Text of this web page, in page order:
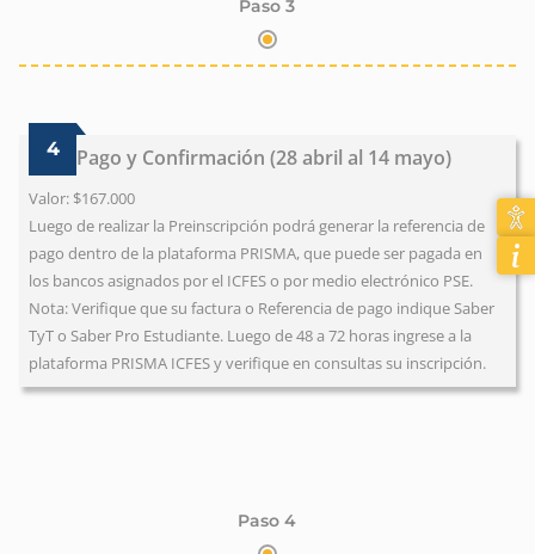
Paso 3
Paso 4
4 Pago y Confirmación (28 abril al 14 mayo)
Valor: $167.000
Luego de realizar la Preinscripción podrá generar la referencia de
pago dentro de la plataforma PRISMA, que puede ser pagada en
los bancos asignados por el ICFES o por medio electrónico PSE.
Nota: Verifique que su factura o Referencia de pago indique Saber
TyT o Saber Pro Estudiante. Luego de 48 a 72 horas ingrese a la
plataforma PRISMA ICFES y verifique en consultas su inscripción.